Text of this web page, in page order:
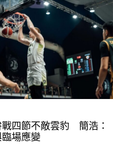
戰四節不敵雲豹 簡浩：
場應變